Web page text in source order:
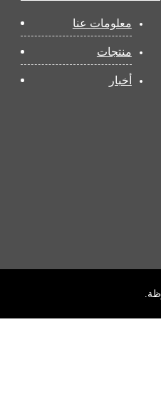
معلومات عنا
منتجات
أخبار